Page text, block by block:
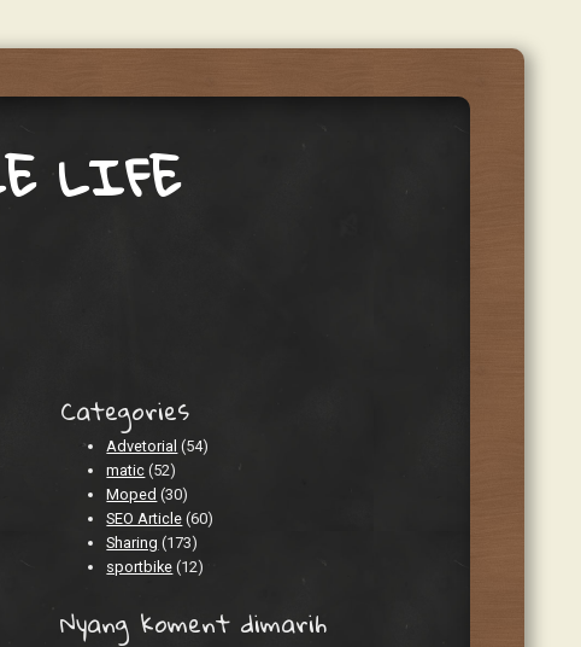
LIFE
Categories
Advetorial (54)
matic (52)
Moped (30)
SEO Article (60)
Sharing (173)
sportbike (12)
Nyang koment dimarih